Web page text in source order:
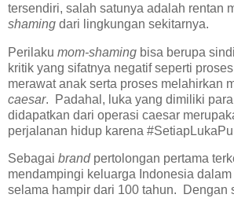
tersendiri, salah satunya adalah rentan
shaming dari lingkungan sekitarnya.
Perilaku mom-shaming bisa berupa
kritik yang sifatnya negatif seperti
merawat anak serta proses melahirkan
caesar. Padahal, luka yang dimiliki
didapatkan dari operasi caesar
perjalanan hidup karena
Sebagai brandpertolongan pertama
mendampingi keluarga Indonesia
selama hampir dari 100 tahun. Dengan